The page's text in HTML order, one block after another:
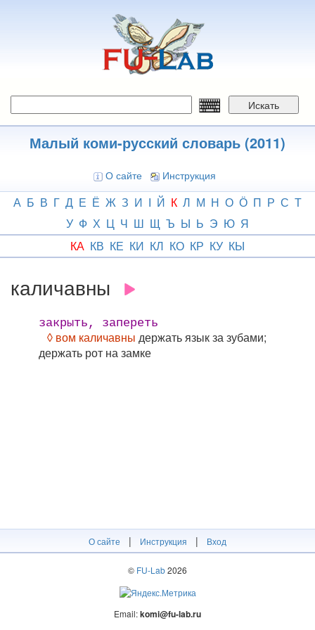
Искать
Малый коми-русский словарь (2011)
О сайте Инструкция
А Б В Г Д Е Ё Ж З И І Й К Л М Н О Ӧ П Р С Т
У Ф Х Ц Ч Ш Щ Ъ Ы Ь Э Ю Я
КА КВ КЕ КИ КЛ КО КР КУ КЫ
каличавны
закрыть, запереть
◊ вом каличавны держать язык за зубами;
держать рот на замке
О сайте | Инструкция | Вход
© FU-Lab2026
Email:komi@fu-lab.ru